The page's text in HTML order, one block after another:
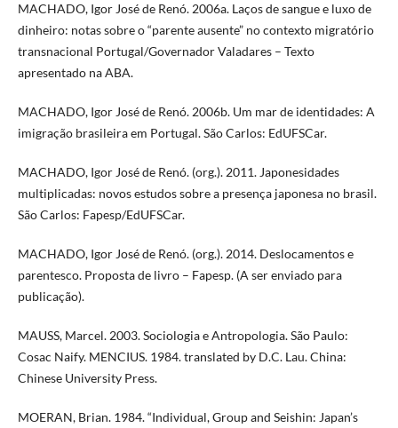
MACHADO, Igor José de Renó. 2006a. Laços de sangue e luxo de
dinheiro: notas sobre o “parente ausente” no contexto migratório
transnacional Portugal/Governador Valadares – Texto
apresentado na ABA.
MACHADO, Igor José de Renó. 2006b. Um mar de identidades: A
imigração brasileira em Portugal. São Carlos: EdUFSCar.
MACHADO, Igor José de Renó. (org.). 2011. Japonesidades
multiplicadas: novos estudos sobre a presença japonesa no brasil.
São Carlos: Fapesp/EdUFSCar.
MACHADO, Igor José de Renó. (org.). 2014. Deslocamentos e
parentesco. Proposta de livro – Fapesp. (A ser enviado para
publicação).
MAUSS, Marcel. 2003. Sociologia e Antropologia. São Paulo:
Cosac Naify. MENCIUS. 1984. translated by D.C. Lau. China:
Chinese University Press.
MOERAN, Brian. 1984. “Individual, Group and Seishin: Japan’s